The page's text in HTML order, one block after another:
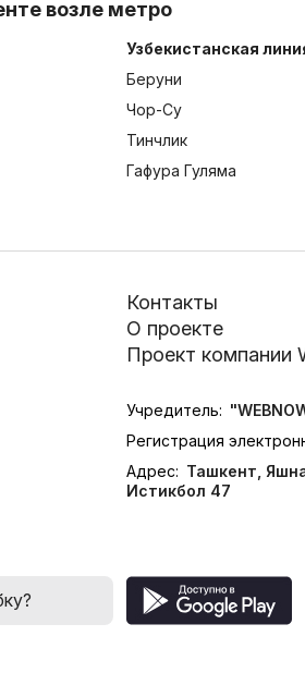
возле метро
Узбекистанская
Беруни
Чор-Су
Тинчлик
Гафура Гуляма
Контакты
О проекте
Проект компании
Учредитель:
Регистрация
Адрес: Ташкент,
Истикбол 47